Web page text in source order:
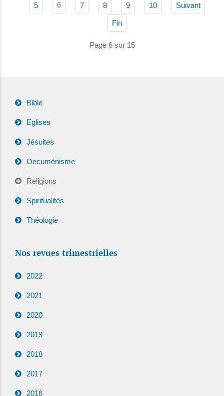
5 6 7 8 9 10 Suivant
Fin
Page 6 sur 15
Bible
Eglises
Jésuites
Oecuménisme
Religions
Spiritualités
Théologie
Nos revues trimestrielles
2022
2021
2020
2019
2018
2017
2016